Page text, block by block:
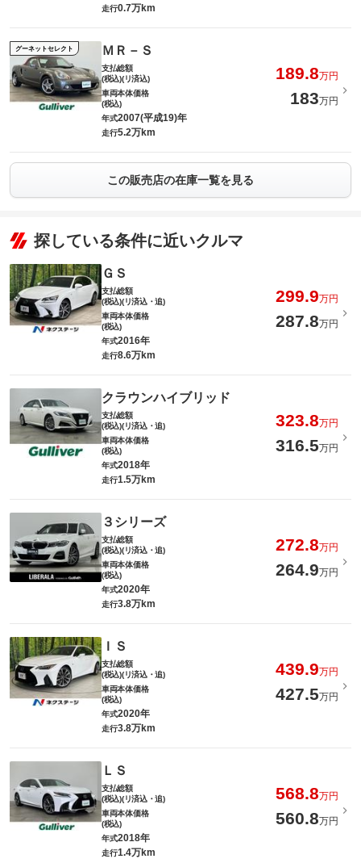
走行0.7万km
グーネットセレクト ＭＲ－Ｓ
支払総額
(税込)(リ済込)
189.8万円
車両本体価格
(税込)
183万円
年式2007(平成19)年
走行5.2万km
この販売店の在庫一覧を見る
探している条件に近いクルマ
ＧＳ
支払総額
(税込)(リ済込・追)
299.9万円
車両本体価格
(税込)
287.8万円
年式2016年
走行8.6万km
クラウンハイブリッド
支払総額
(税込)(リ済込・追)
323.8万円
車両本体価格
(税込)
316.5万円
年式2018年
走行1.5万km
３シリーズ
支払総額
(税込)(リ済込・追)
272.8万円
車両本体価格
(税込)
264.9万円
年式2020年
走行3.8万km
ＩＳ
支払総額
(税込)(リ済込・追)
439.9万円
車両本体価格
(税込)
427.5万円
年式2020年
走行3.8万km
ＬＳ
支払総額
(税込)(リ済込・追)
568.8万円
車両本体価格
(税込)
560.8万円
年式2018年
走行1.4万km